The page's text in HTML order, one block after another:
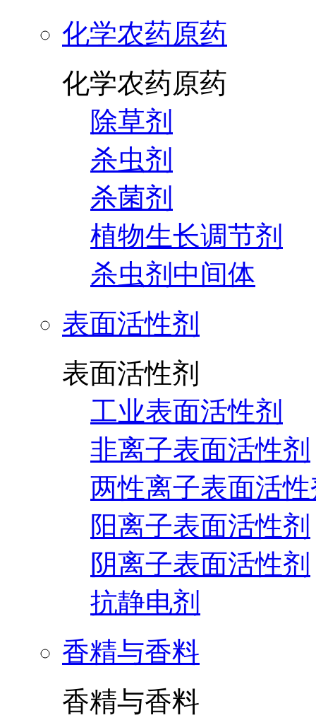
化学农药原药
化学农药原药
除草剂
杀虫剂
杀菌剂
植物生长调节剂
杀虫剂中间体
表面活性剂
表面活性剂
工业表面活性剂
非离子表面活性剂
两性离子表面活
阳离子表面活性剂
阴离子表面活性剂
抗静电剂
香精与香料
香精与香料